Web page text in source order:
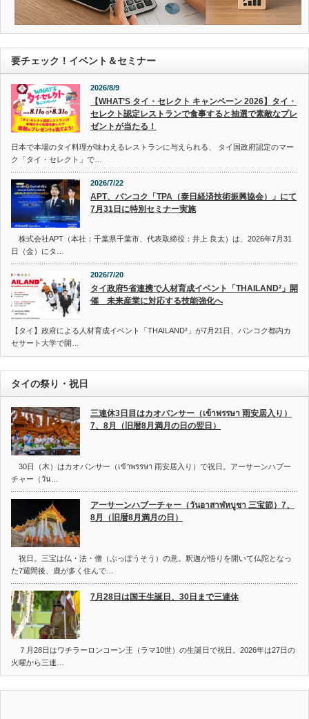
要チェック！イベント＆セミナー
2026/8/9
【WHAT’S タイ・セレクト キャンペーン 2026】タイ・
セレクト認定レストランで食事すると抽選で素敵なプレ
ゼントが当たる！
日本で本場のタイ料理が味わえるレストランに与えられる、 タイ国政府認定のマー
ク「タイ・セレクト」で…
2026/7/22
APT、バンコク「TPA（泰日経済技術振興協会）」にて
7月31日に特別セミナー実施
株式会社APT（本社：千葉県千葉市、代表取締役：井上 良太）は、2026年7月31
日（金）にタ…
2026/7/20
タイ政府5省連携で人材育成イベント「THAILAND²」開
催 未来産業に対応する技能強化へ
【タイ】政府による人材育成イベント「THAILAND²」が7月21日、バンコク都内カ
セサート大学で開…
タイの祭り・祝日
三連休3日目はカオパンサー（เข้าพรรษา 雨安居入り）
7、8月（旧暦8月満月の日の翌日）
30日（木）はカオパンサー（เข้าพรรษา 雨安居入り）で祝日。アーサーンハブー
チャー（วัน…
アーサーンハブーチャー（วันอาสาฬหบูชา 三宝節）7、
8月（旧暦8月満月の日）
祝日。三宝は仏・法・僧（ぶっぽうそう）の意。釈迦が悟りを開いて仏陀となっ
た7週間後、鹿が多く住んで…
7月28日は国王生誕日、30日まで三連休
７月28日はワチラーロンコーン王（ラマ10世）の生誕日で祝日。2026年は27日の
火曜から三連…